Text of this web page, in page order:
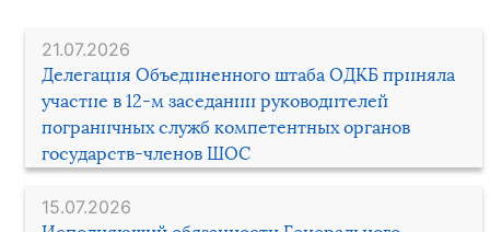
21.07.2026
Делегация Объединенного штаба ОДКБ приняла
участие в 12-м заседании руководителей
пограничных служб компетентных органов
государств-членов ШОС
15.07.2026